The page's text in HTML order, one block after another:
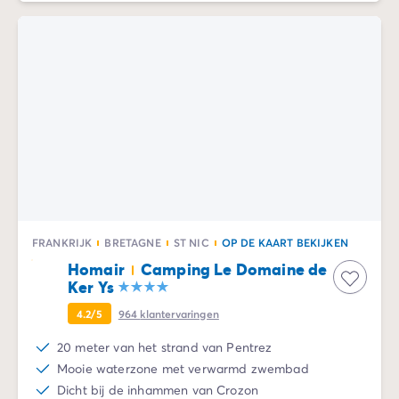
FRANKRIJK BRETAGNE ST NIC OP DE KAART BEKIJKEN
Homair
Camping Le Domaine de
Ker Ys
4.2/5 964 klantervaringen
20 meter van het strand van Pentrez
Mooie waterzone met verwarmd zwembad
Dicht bij de inhammen van Crozon